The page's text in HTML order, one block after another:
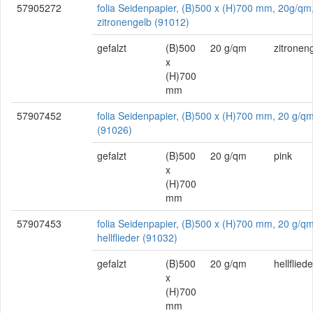
57905272
folia Seidenpapier, (B)500 x (H)700 mm, 20g/
zitronengelb (91012)
gefalzt
(B)500
x
(H)700
mm
20 g/qm
57907452
folia Seidenpapier, (B)500 x (H)700 mm, 20 g/
(91026)
gefalzt
(B)500
x
(H)700
mm
20 g/qm pink
57907453
folia Seidenpapier, (B)500 x (H)700 mm, 20 g/
hellflieder (91032)
gefalzt
(B)500
x
(H)700
mm
20 g/qm